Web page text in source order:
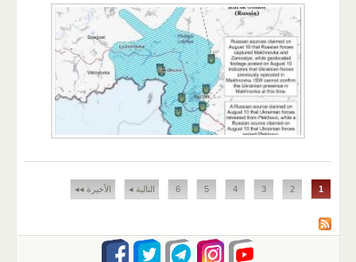
الصفحات
1
2
3
4
5
6 التالية ◂ الأخيرة ◂◂